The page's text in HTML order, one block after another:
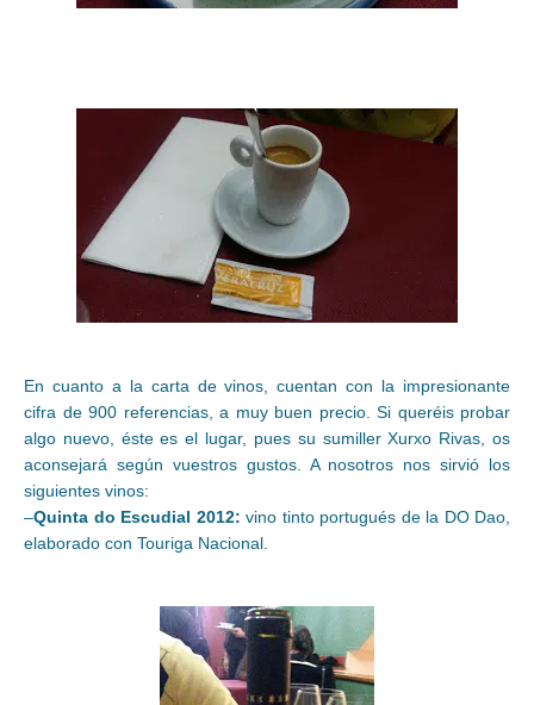
En cuanto a la carta de vinos, cuentan con la impresionante
cifra de 900 referencias, a muy buen precio. Si queréis probar
algo nuevo, éste es el lugar, pues su sumiller Xurxo Rivas, os
aconsejará según vuestros gustos. A nosotros nos sirvió los
siguientes vinos:
–Quinta do Escudial 2012: vino tinto portugués de la DO Dao,
elaborado con Touriga Nacional.